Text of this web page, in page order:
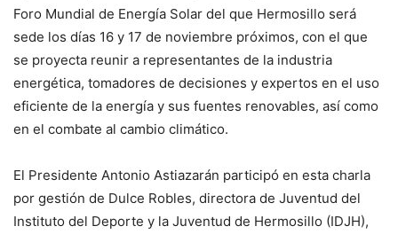
Foro Mundial de Energía Solar del que Hermosillo será
sede los días 16 y 17 de noviembre próximos, con el que
se proyecta reunir a representantes de la industria
energética, tomadores de decisiones y expertos en el uso
eficiente de la energía y sus fuentes renovables, así como
en el combate al cambio climático.
El Presidente Antonio Astiazarán participó en esta charla
por gestión de Dulce Robles, directora de Juventud del
Instituto del Deporte y la Juventud de Hermosillo (IDJH),